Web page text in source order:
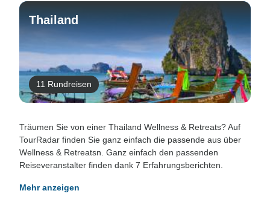
Thailand
11 Rundreisen
Träumen Sie von einer Thailand Wellness & Retreats? Auf
TourRadar finden Sie ganz einfach die passende aus über
Wellness & Retreatsn. Ganz einfach den passenden
Reiseveranstalter finden dank 7 Erfahrungsberichten.
Mehr anzeigen